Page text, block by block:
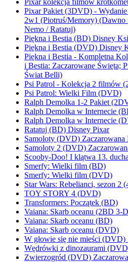
Pixar kolekcja filmów
Pixar Pakiet (3DVD) -
2w1 (Piotruś/Memory) (Dawno
Nemo / Ratatuj)
Piękna i Bestia (BD) Disney
Piękna i Bestia (DVD) Disney
Piękna i Bestia - Kompletna
i Bestia: Zaczarowane Święta;
Świat Belli)
Psi Patrol - Kolekcja 2 filmów
Psi Patrol: Wielki Film (DVD)
Ralph Demolka 1-2 Pakiet
Ralph Demolka w Internecie
Ralph Demolka w Internecie
Ratatuj (BD) Disney Pixar
Samoloty (DVD) Zaczarowana
Samoloty 2 (DVD)
Scooby-Doo! I klątwa 13.
Smerfy: Wielki film (BD)
Smerfy: Wielki film (DVD)
Star Wars: Rebelianci, sezon 2
TOY STORY 4 (DVD)
Transformers: Początek (BD)
Vaiana: Skarb oceanu (2BD 3-
Vaiana: Skarb oceanu (BD)
Vaiana: Skarb oceanu (DVD)
W głowie się nie mieści (DVD)
Wędrówki z dinozaurami
Zwierzogród (DVD)